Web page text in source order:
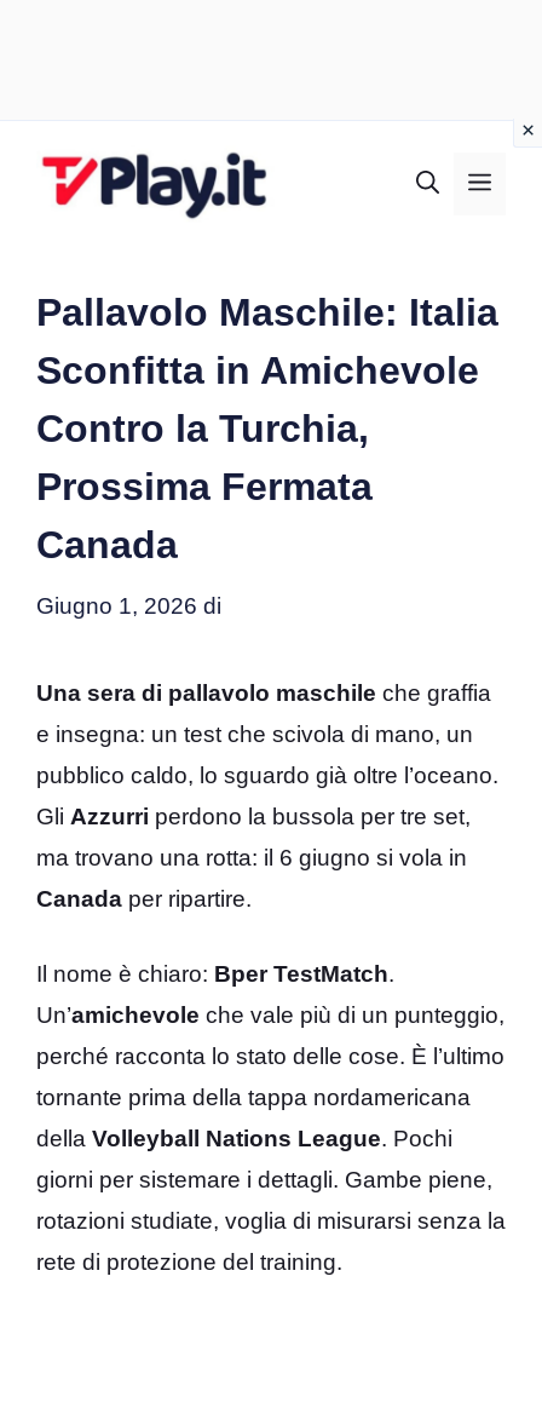
Pallavolo Maschile: Italia
Sconfitta in Amichevole
Contro la Turchia,
Prossima Fermata
Canada
Giugno 1, 2026 di
Una sera di pallavolo maschile che graffia
e insegna: un test che scivola di mano, un
pubblico caldo, lo sguardo già oltre l’oceano.
Gli Azzurri perdono la bussola per tre set,
ma trovano una rotta: il 6 giugno si vola in
Canada per ripartire.
Il nome è chiaro: Bper TestMatch.
Un’amichevole che vale più di un punteggio,
perché racconta lo stato delle cose. È l’ultimo
tornante prima della tappa nordamericana
della Volleyball Nations League. Pochi
giorni per sistemare i dettagli. Gambe piene,
rotazioni studiate, voglia di misurarsi senza la
rete di protezione del training.